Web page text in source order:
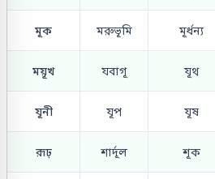
মূক মরুভূমি মূর্ধন্য
ময়ূখ যবাগূ যূথ
যূনী যূপ যূষ
রূঢ় শার্দূল শূক